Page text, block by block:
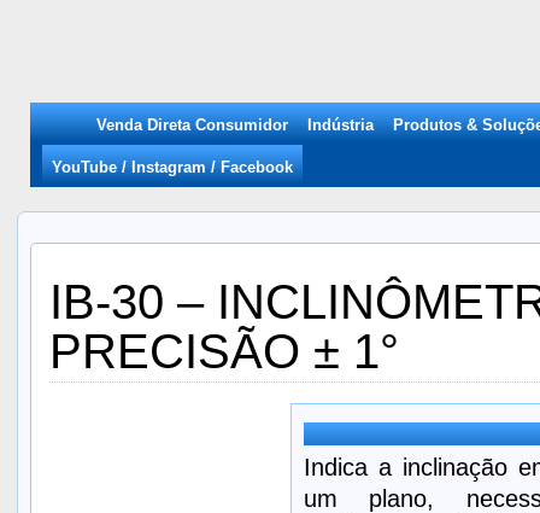
Venda Direta Consumidor Indústria Produtos &
YouTube / Instagram / Facebook
IB-30 –
PRECISÃO ± 1°
Indica a inclinação
um plano,